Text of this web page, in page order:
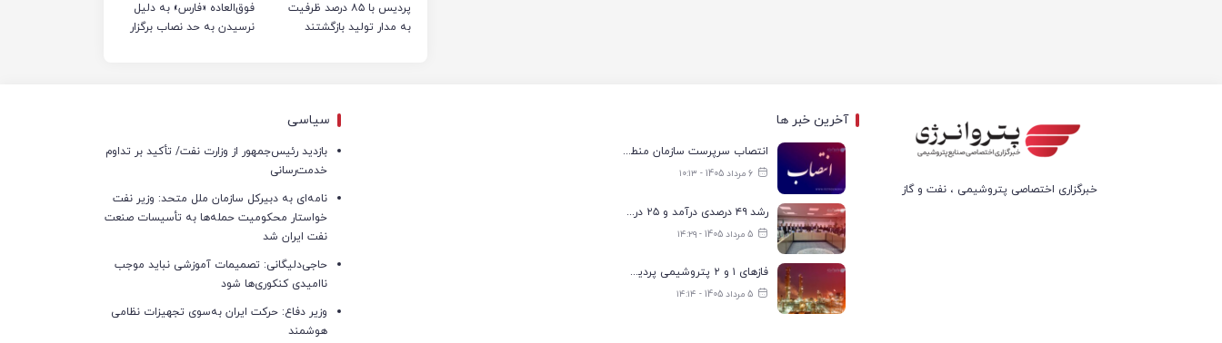
پردیس با ۸۵ درصد ظرفیت
به مدار تولید بازگشتند
فوق‌العاده «فارس» به دلیل
نرسیدن به حد نصاب برگزار
خبرگزاری اختصاصی پتروشیمی ، نفت و گاز
آخرین خبر ها
انتصاب سرپرست سازمان منطقه ویژه اقتصادی انرژی پارس
6 مرداد 1405 - ۱۰:۱۳
رشد ۴۹ درصدی درآمد و ۲۵ درصدی سود خالص؛ بیدبلند خلیج‌فارس سال ۱۴۰۴ را با رکوردهای جدید به پایان رساند
5 مرداد 1405 - ۱۴:۲۹
فازهای ۱ و ۲ پتروشیمی پردیس با ۸۵ درصد ظرفیت به مدار تولید بازگشتند
5 مرداد 1405 - ۱۴:۱۴
سیاسی
بازدید رئیس‌جمهور از وزارت نفت/ تأکید بر تداوم
خدمت‌رسانی
نامه‌ای به دبیرکل سازمان ملل متحد: وزیر نفت
خواستار محکومیت حمله‌ها به تأسیسات صنعت
نفت ایران شد
حاجی‌دلیگانی: تصمیمات آموزشی نباید موجب
ناامیدی کنکوری‌ها شود
وزیر دفاع: حرکت ایران به‌سوی تجهیزات نظامی
هوشمند